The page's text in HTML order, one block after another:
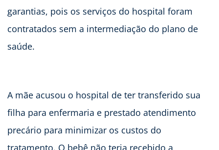
garantias, pois os serviços do hospital foram
contratados sem a intermediação do plano de
saúde.
A mãe acusou o hospital de ter transferido sua
filha para enfermaria e prestado atendimento
precário para minimizar os custos do
tratamento. O bebê não teria recebido a